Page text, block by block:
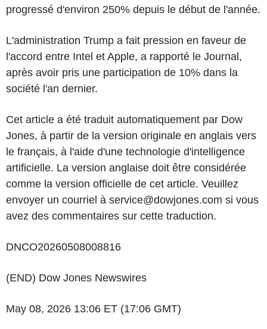
progressé d'environ 250% depuis le début de l'année.
L'administration Trump a fait pression en faveur de
l'accord entre Intel et Apple, a rapporté le Journal,
après avoir pris une participation de 10% dans la
société l'an dernier.
Cet article a été traduit automatiquement par Dow
Jones, à partir de la version originale en anglais vers
le français, à l'aide d'une technologie d'intelligence
artificielle. La version anglaise doit être considérée
comme la version officielle de cet article. Veuillez
envoyer un courriel à service@dowjones.com si vous
avez des commentaires sur cette traduction.
DNCO20260508008816
(END) Dow Jones Newswires
May 08, 2026 13:06 ET (17:06 GMT)